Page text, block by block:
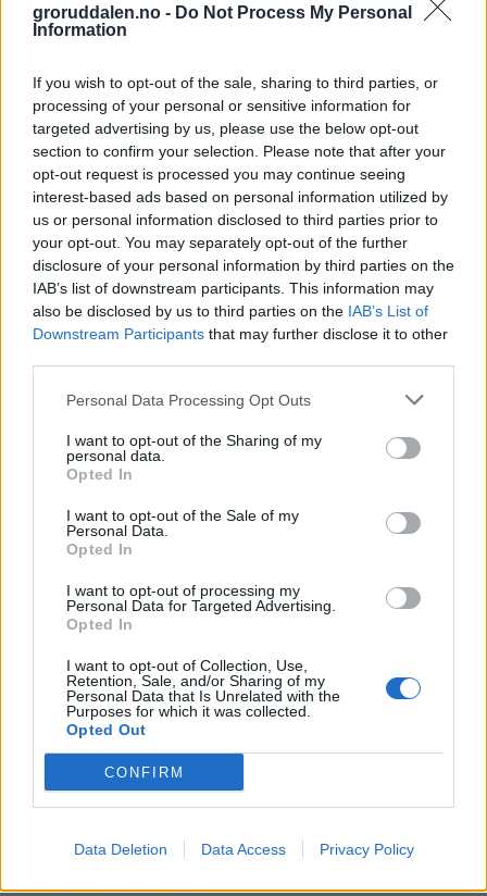
groruddalen.no - Do Not Process My Personal
Information
If you wish to opt-out of the sale, sharing to third parties, or
processing of your personal or sensitive information for
targeted advertising by us, please use the below opt-out
section to confirm your selection. Please note that after your
opt-out request is processed you may continue seeing
interest-based ads based on personal information utilized by
us or personal information disclosed to third parties prior to
your opt-out. You may separately opt-out of the further
disclosure of your personal information by third parties on the
IAB’s list of downstream participants. This information may
also be disclosed by us to third parties on the IAB’s List of
Downstream Participants that may further disclose it to other
Personal Data Processing Opt Outs
I want to opt-out of the Sharing of my
personal data.
Opted In
I want to opt-out of the Sale of my
Personal Data.
Opted In
I want to opt-out of processing my
Personal Data for Targeted Advertising.
Opted In
I want to opt-out of Collection, Use,
Retention, Sale, and/or Sharing of my
Personal Data that Is Unrelated with the
Purposes for which it was collected.
Opted Out
CONFIRM
Data Deletion Data Access Privacy Policy
Logg inn
Kontakt
0962 Oslo
Åpningstider
Sentralbord mandag-fredag 08.30-16.30
Hjalmar Kielland jr.
Send e-post